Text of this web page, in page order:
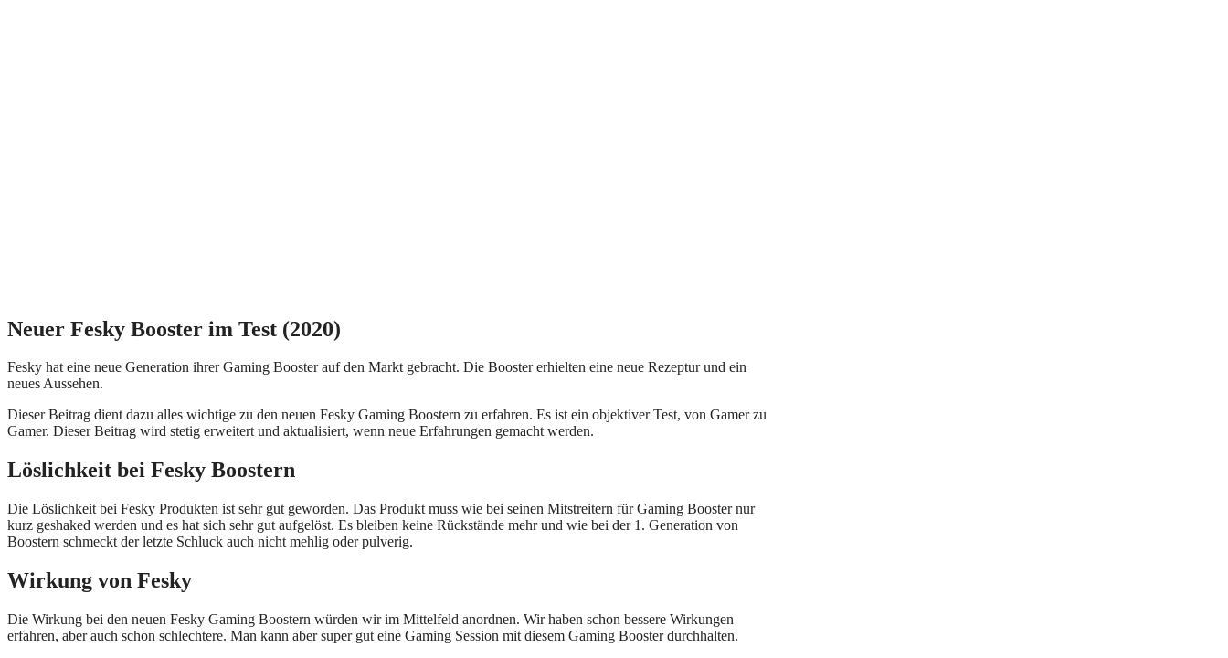
Neuer Fesky Booster im Test (2020)
Fesky hat eine neue Generation ihrer Gaming Booster auf den Markt gebracht. Die Booster erhielten eine neue Rezeptur und ein
neues Aussehen.
Dieser Beitrag dient dazu alles wichtige zu den neuen Fesky Gaming Boostern zu erfahren. Es ist ein objektiver Test, von Gamer zu
Gamer. Dieser Beitrag wird stetig erweitert und aktualisiert, wenn neue Erfahrungen gemacht werden.
Löslichkeit bei Fesky Boostern
Die Löslichkeit bei Fesky Produkten ist sehr gut geworden. Das Produkt muss wie bei seinen Mitstreitern für Gaming Booster nur
kurz geshaked werden und es hat sich sehr gut aufgelöst. Es bleiben keine Rückstände mehr und wie bei der 1. Generation von
Boostern schmeckt der letzte Schluck auch nicht mehlig oder pulverig.
Wirkung von Fesky
Die Wirkung bei den neuen Fesky Gaming Boostern würden wir im Mittelfeld anordnen. Wir haben schon bessere Wirkungen
erfahren, aber auch schon schlechtere. Man kann aber super gut eine Gaming Session mit diesem Gaming Booster durchhalten.